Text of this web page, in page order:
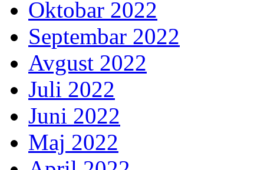
Oktobar 2022
Septembar 2022
Avgust 2022
Juli 2022
Juni 2022
Maj 2022